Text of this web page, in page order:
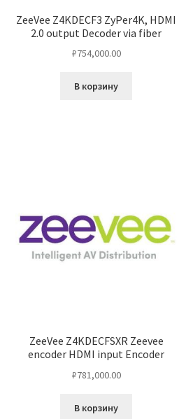
ZeeVee Z4KDECF3 ZyPer4K, HDMI
2.0 output Decoder via fiber
₽754,000.00
В корзину
ZeeVee Z4KDECFSXR Zeevee
encoder HDMI input Encoder
₽781,000.00
В корзину